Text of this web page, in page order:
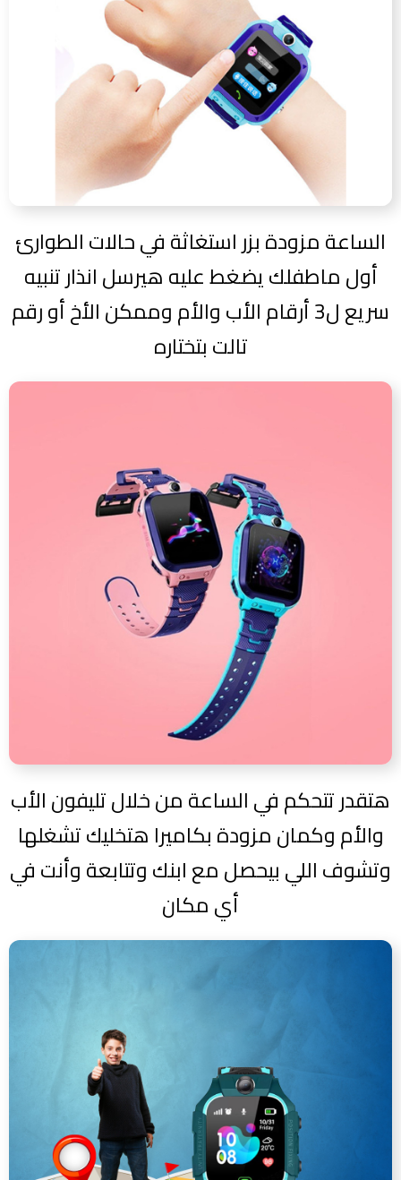
الساعة مزودة بزر استغاثة في حالات الطوارئ
أول ماطفلك يضغط عليه هيرسل انذار تنبيه
سريع ل3 أرقام الأب والأم وممكن الأخ أو رقم
تالت بتختاره
هتقدر تتحكم في الساعة من خلال تليفون الأب
والأم وكمان مزودة بكاميرا هتخليك تشغلها
وتشوف اللي بيحصل مع ابنك وتتابعة وأنت في
أي مكان